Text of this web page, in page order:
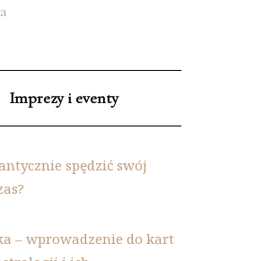
Imprezy i eventy
spędzić swój
– wprowadzenie do kart